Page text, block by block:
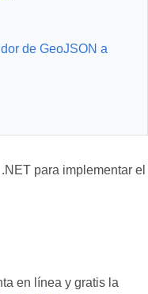
de GeoJSON a
para implementar el
en línea y gratis la